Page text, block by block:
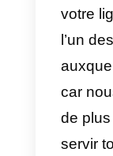
une
qui
de